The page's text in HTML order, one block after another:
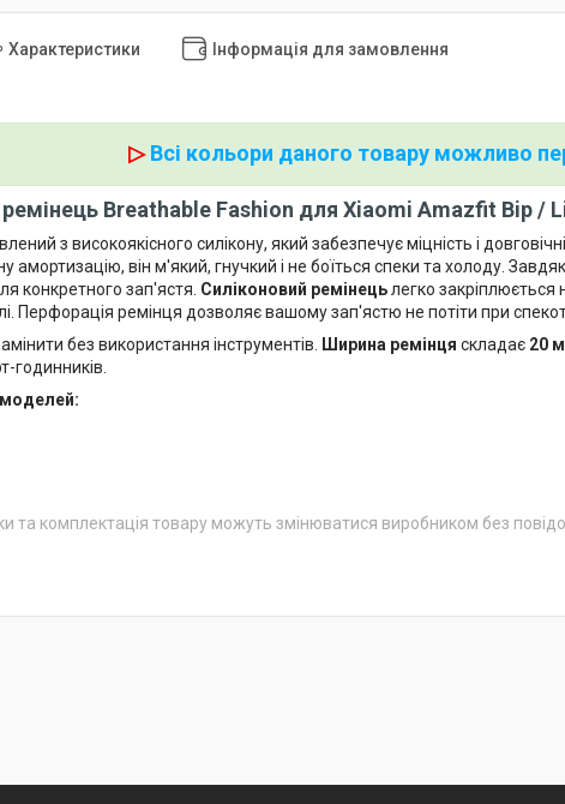
Характеристики Інформація для замовлення
▷Всі кольори даного товару можливо
ремінець Breathable Fashion для Xiaomi Amazfit Bip /
з високоякісного силікону, який забезпечує міцність і
амортизацію, він м'який, гнучкий і не боїться спеки та холоду.
конкретного зап'ястя. Силіконовий ремінецьлегко
Перфорація ремінця дозволяє вашому зап'ястю не потіти при
без використання інструментів.
Ширина ремінця складає 20
годинників.
та комплектація товару можуть змінюватися виробником без